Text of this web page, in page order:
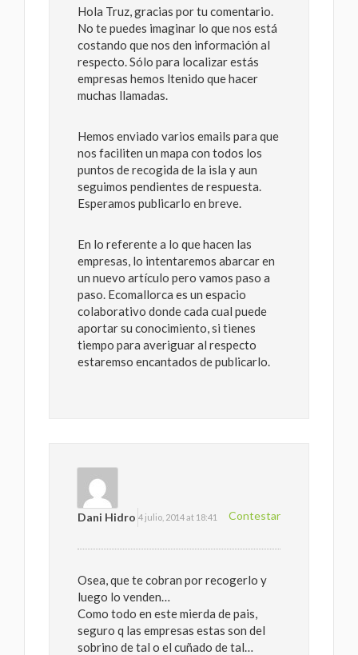
Hola Truz, gracias por tu comentario.
No te puedes imaginar lo que nos está
costando que nos den información al
respecto. Sólo para localizar estás
empresas hemos ltenido que hacer
muchas llamadas.
Hemos enviado varios emails para que
nos faciliten un mapa con todos los
puntos de recogida de la isla y aun
seguimos pendientes de respuesta.
Esperamos publicarlo en breve.
En lo referente a lo que hacen las
empresas, lo intentaremos abarcar en
un nuevo artículo pero vamos paso a
paso. Ecomallorca es un espacio
colaborativo donde cada cual puede
aportar su conocimiento, si tienes
tiempo para averiguar al respecto
estaremso encantados de publicarlo.
Contestar
Dani Hidro 4 julio, 2014 at 18:41
Osea, que te cobran por recogerlo y
luego lo venden…
Como todo en este mierda de pais,
seguro q las empresas estas son del
sobrino de tal o el cuñado de tal…